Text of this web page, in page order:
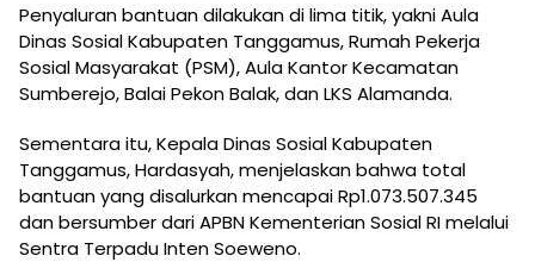
Penyaluran bantuan dilakukan di lima titik, yakni Aula
Dinas Sosial Kabupaten Tanggamus, Rumah Pekerja
Sosial Masyarakat (PSM), Aula Kantor Kecamatan
Sumberejo, Balai Pekon Balak, dan LKS Alamanda.
Sementara itu, Kepala Dinas Sosial Kabupaten
Tanggamus, Hardasyah, menjelaskan bahwa total
bantuan yang disalurkan mencapai Rp1.073.507.345
dan bersumber dari APBN Kementerian Sosial RI melalui
Sentra Terpadu Inten Soeweno.